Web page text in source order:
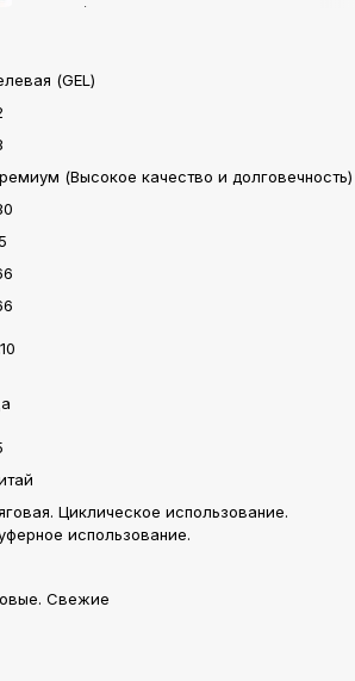
(GEL)
(Высокое качество и долговечность)
Циклическое использование.
использование.
Свежие